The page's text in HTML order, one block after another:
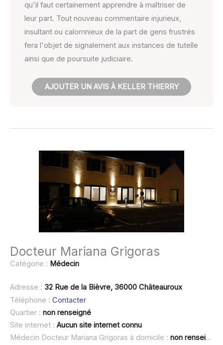
qu'il faut certainement apprendre à maîtriser de
leur part. Tout nouveau commentaire injurieux,
insultant ou calomnieux de la part de gens frustrés
fera l'objet de signalement aux instances de tutelle
ainsi que de poursuite judiciaire.
AJOUTER UN AVIS À KELLER THIERRY
Docteur Mariana Grigoras
Catégorie : Médecin
Adresse : 32 Rue de la Bièvre, 36000 Châteauroux
Téléphone : Contacter
Quartier : non renseigné
Site internet : Aucun site internet connu
Médecin Docteur Mariana Grigoras à domicile : non renseigné